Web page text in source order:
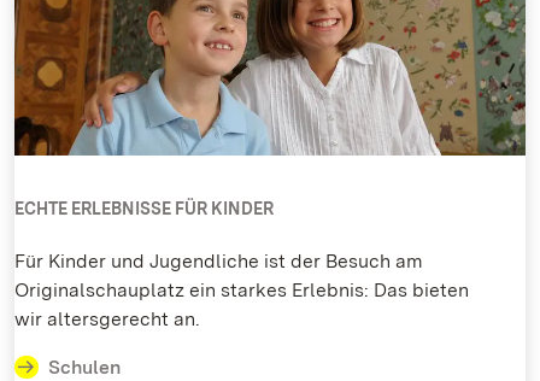
ECHTE ERLEBNISSE FÜR KINDER
Für Kinder und Jugendliche ist der Besuch am
Originalschauplatz ein starkes Erlebnis: Das bieten
wir altersgerecht an.
Schulen